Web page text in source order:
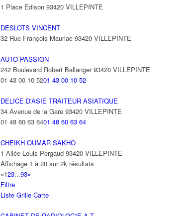
1 Place Edison 93420 VILLEPINTE
DESLOTS VINCENT
32 Rue François Mauriac 93420 VILLEPINTE
AUTO PASSION
242 Boulevard Robert Ballanger 93420 VILLEPINTE
01 43 00 10 5201 43 00 10 52
DELICE D'ASIE TRAITEUR ASIATIQUE
34 Avenue de la Gare 93420 VILLEPINTE
01 48 60 63 6401 48 60 63 64
CHEIKH OUMAR SAKHO
1 Allée Louis Pergaud 93420 VILLEPINTE
Affichage 1 à 20 sur 2k résultats
«123...93»
Filtre
Liste Grille Carte